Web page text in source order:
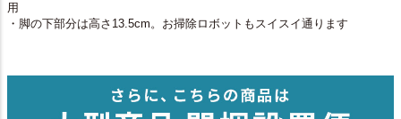
用
・脚の下部分は高さ13.5cm。お掃除ロボットもスイスイ通ります